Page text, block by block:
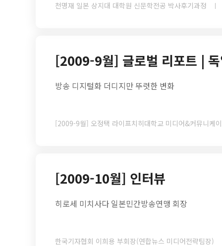
천명재 일본 상지대 대학원 신문학전공 박사후기과정
[2009-9월] 글로벌 리포트 | 독
방송 디지털화 더디지만 뚜렷한 변화
[2009-9월] 오정택 라이프치히대학교 미디어&커뮤니케
[2009-10월] 인터뷰
히로세 미치사다 일본민간방송연맹 회장
한국기자협회 이희용 부회장(연합뉴스 미디어전략팀장)